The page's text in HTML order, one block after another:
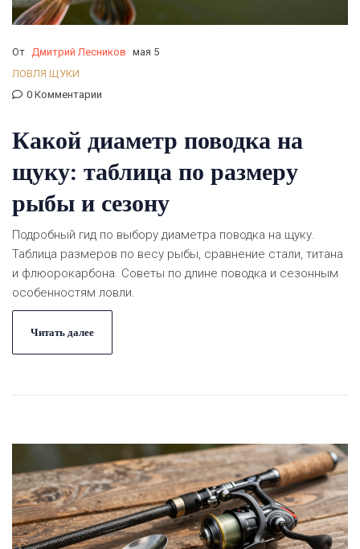
От Дмитрий Лесников мая 5
ЛОВЛЯ ЩУКИ
0 Комментарии
Какой диаметр поводка на
щуку: таблица по размеру
рыбы и сезону
Подробный гид по выбору диаметра поводка на щуку.
Таблица размеров по весу рыбы, сравнение стали, титана
и флюорокарбона. Советы по длине поводка и сезонным
особенностям ловли.
Читать далее